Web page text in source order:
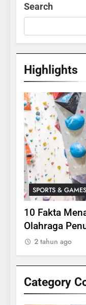
Search
Highlights
SPORTS & GAMES
10 Fakta
Olahraga
2 tahun ago
Category